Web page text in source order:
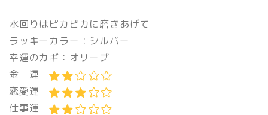
水回りはピカピカに磨きあげて
ラッキーカラー：シルバー
幸運のカギ：オリーブ
金 運
恋愛運
仕事運